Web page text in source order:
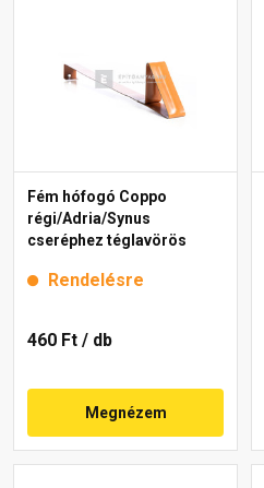
Fém hófogó Coppo
régi/Adria/Synus
cseréphez téglavörös
Rendelésre
460 Ft / db
Megnézem